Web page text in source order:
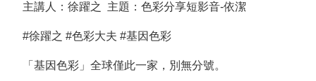
主講人：徐躍之 主題：色彩分享短影音-依潔
#徐躍之 #色彩大夫 #基因色彩
「基因色彩」全球僅此一家，別無分號。